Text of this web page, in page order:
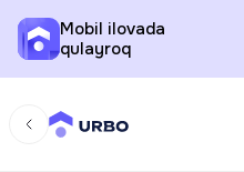
Mobil ilovada
qulayroq